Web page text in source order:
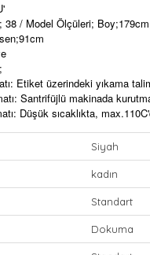
38 / Model Ölçüleri;
Etiket üzerindeki yıkama
Santrifüjlü makinada
Düşük sıcaklıkta,
Siyah
kadın
Standart
Dokuma